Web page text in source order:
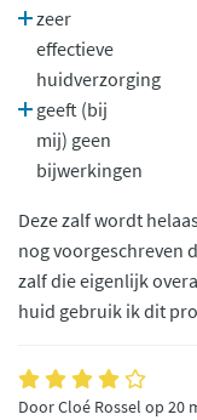
zeer
effectieve
huidverzorging
geeft (bij
mij) geen
bijwerkingen
Deze zalf wordt
nog voorgeschreven
zalf die eigenlijk
huid gebruik ik dit
Door Cloé Rossel op 20